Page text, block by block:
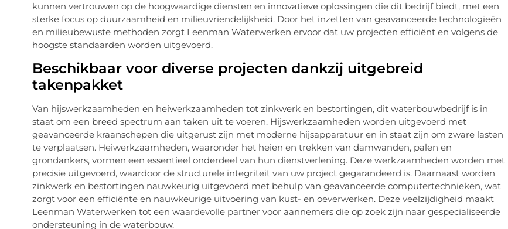
kunnen vertrouwen op de hoogwaardige diensten en innovatieve oplossingen die dit bedrijf biedt, met een
sterke focus op duurzaamheid en milieuvriendelijkheid. Door het inzetten van geavanceerde technologieën
en milieubewuste methoden zorgt Leenman Waterwerken ervoor dat uw projecten efficiënt en volgens de
hoogste standaarden worden uitgevoerd.
Beschikbaar voor diverse projecten dankzij uitgebreid
takenpakket
Van hijswerkzaamheden en heiwerkzaamheden tot zinkwerk en bestortingen, dit waterbouwbedrijf is in
staat om een breed spectrum aan taken uit te voeren. Hijswerkzaamheden worden uitgevoerd met
geavanceerde kraanschepen die uitgerust zijn met moderne hijsapparatuur en in staat zijn om zware lasten
te verplaatsen. Heiwerkzaamheden, waaronder het heien en trekken van damwanden, palen en
grondankers, vormen een essentieel onderdeel van hun dienstverlening. Deze werkzaamheden worden met
precisie uitgevoerd, waardoor de structurele integriteit van uw project gegarandeerd is. Daarnaast worden
zinkwerk en bestortingen nauwkeurig uitgevoerd met behulp van geavanceerde computertechnieken, wat
zorgt voor een efficiënte en nauwkeurige uitvoering van kust- en oeverwerken. Deze veelzijdigheid maakt
Leenman Waterwerken tot een waardevolle partner voor aannemers die op zoek zijn naar gespecialiseerde
ondersteuning in de waterbouw.